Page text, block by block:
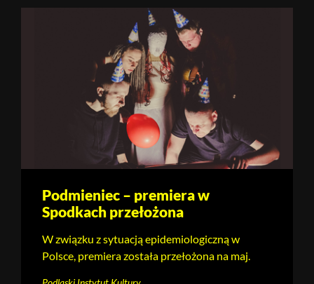
Podmieniec – premiera w
Spodkach przełożona
W związku z sytuacją epidemiologiczną w
Polsce, premiera została przełożona na maj.